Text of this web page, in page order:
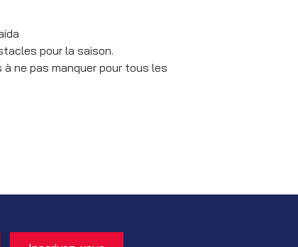
pour la saison.
ne pas manquer pour tous les